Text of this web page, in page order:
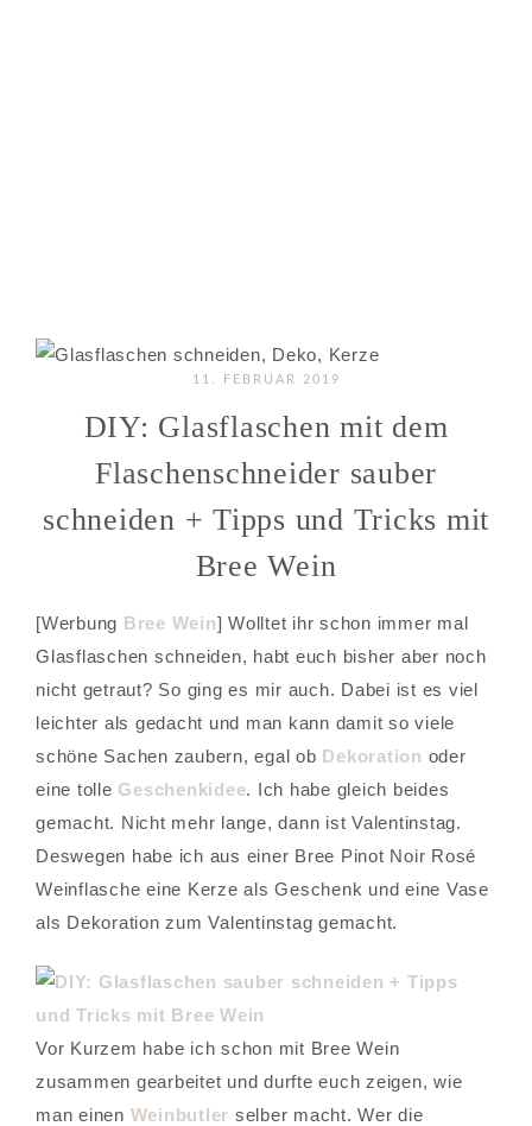
11. FEBRUAR 2019
DIY: Glasflaschen mit dem
Flaschenschneider sauber
schneiden + Tipps und Tricks mit
Bree Wein
[Werbung Bree Wein] Wolltet ihr schon immer mal
Glasflaschen schneiden, habt euch bisher aber noch
nicht getraut? So ging es mir auch. Dabei ist es viel
leichter als gedacht und man kann damit so viele
schöne Sachen zaubern, egal ob Dekoration oder
eine tolle Geschenkidee. Ich habe gleich beides
gemacht. Nicht mehr lange, dann ist Valentinstag.
Deswegen habe ich aus einer Bree Pinot Noir Rosé
Weinflasche eine Kerze als Geschenk und eine Vase
als Dekoration zum Valentinstag gemacht.
Vor Kurzem habe ich schon mit Bree Wein
zusammen gearbeitet und durfte euch zeigen, wie
man einen Weinbutler selber macht. Wer die